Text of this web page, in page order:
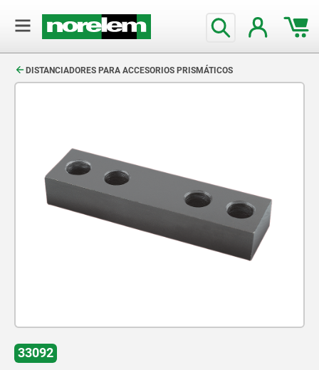
DISTANCIADORES PARA ACCESORIOS PRISMÁTICOS
33092